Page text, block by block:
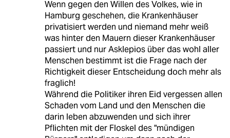
Wenn gegen den Willen des Volkes, wie in
Hamburg geschehen, die Krankenhäuser
privatisiert werden und niemand mehr weiß
was hinter den Mauern dieser Krankenhäuser
passiert und nur Asklepios über das wohl aller
Menschen bestimmt ist die Frage nach der
Richtigkeit dieser Entscheidung doch mehr als
fraglich!
Während die Politiker ihren Eid vergessen allen
Schaden vom Land und den Menschen die
darin leben abzuwenden und sich ihrer
Pflichten mit der Floskel des "mündigen